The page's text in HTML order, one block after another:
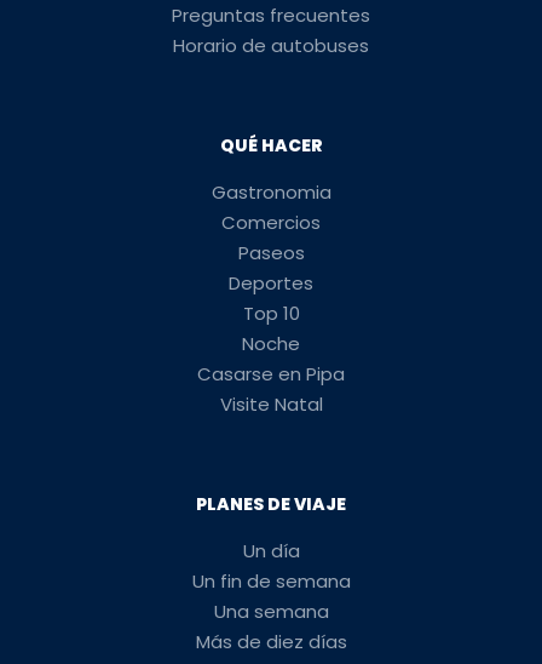
Preguntas frecuentes
Horario de autobuses
QUÉ HACER
Gastronomia
Comercios
Paseos
Deportes
Top 10
Noche
Casarse en Pipa
Visite Natal
PLANES DE VIAJE
Un día
Un fin de semana
Una semana
Más de diez días